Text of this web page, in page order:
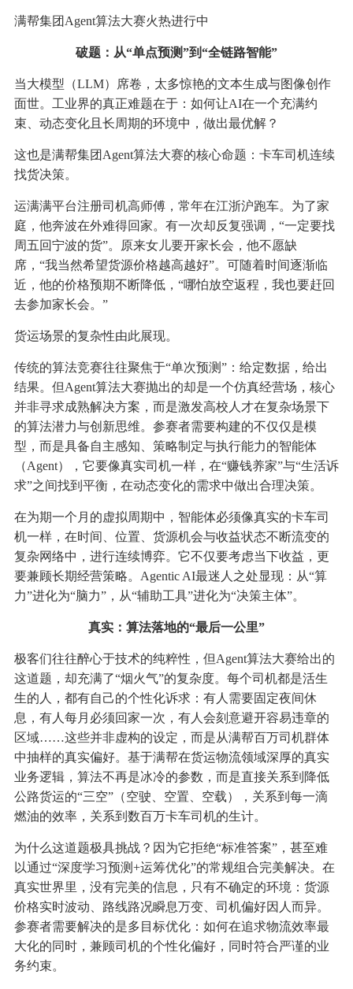
满帮集团Agent算法大赛火热进行中
破题：从“单点预测”到“全链路智能”
当大模型（LLM）席卷，太多惊艳的文本生成与图像创作
面世。工业界的真正难题在于：如何让AI在一个充满约
束、动态变化且长周期的环境中，做出最优解？
这也是满帮集团Agent算法大赛的核心命题：卡车司机连续
找货决策。
运满满平台注册司机高师傅，常年在江浙沪跑车。为了家
庭，他奔波在外难得回家。有一次却反复强调，“一定要找
周五回宁波的货”。原来女儿要开家长会，他不愿缺
席，“我当然希望货源价格越高越好”。可随着时间逐渐临
近，他的价格预期不断降低，“哪怕放空返程，我也要赶回
去参加家长会。”
货运场景的复杂性由此展现。
传统的算法竞赛往往聚焦于“单次预测”：给定数据，给出
结果。但Agent算法大赛抛出的却是一个仿真经营场，核心
并非寻求成熟解决方案，而是激发高校人才在复杂场景下
的算法潜力与创新思维。参赛者需要构建的不仅仅是模
型，而是具备自主感知、策略制定与执行能力的智能体
（Agent），它要像真实司机一样，在“赚钱养家”与“生活诉
求”之间找到平衡，在动态变化的需求中做出合理决策。
在为期一个月的虚拟周期中，智能体必须像真实的卡车司
机一样，在时间、位置、货源机会与收益状态不断流变的
复杂网络中，进行连续博弈。它不仅要考虑当下收益，更
要兼顾长期经营策略。Agentic AI最迷人之处显现：从“算
力”进化为“脑力”，从“辅助工具”进化为“决策主体”。
真实：算法落地的“最后一公里”
极客们往往醉心于技术的纯粹性，但Agent算法大赛给出的
这道题，却充满了“烟火气”的复杂度。每个司机都是活生
生的人，都有自己的个性化诉求：有人需要固定夜间休
息，有人每月必须回家一次，有人会刻意避开容易违章的
区域……这些并非虚构的设定，而是从满帮百万司机群体
中抽样的真实偏好。基于满帮在货运物流领域深厚的真实
业务逻辑，算法不再是冰冷的参数，而是直接关系到降低
公路货运的“三空”（空驶、空置、空载），关系到每一滴
燃油的效率，关系到数百万卡车司机的生计。
为什么这道题极具挑战？因为它拒绝“标准答案”，甚至难
以通过“深度学习预测+运筹优化”的常规组合完美解决。在
真实世界里，没有完美的信息，只有不确定的环境：货源
价格实时波动、路线路况瞬息万变、司机偏好因人而异。
参赛者需要解决的是多目标优化：如何在追求物流效率最
大化的同时，兼顾司机的个性化偏好，同时符合严谨的业
务约束。